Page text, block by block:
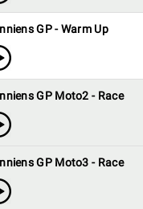
GP - Warm Up
GP Moto2 - Race
GP Moto3 - Race